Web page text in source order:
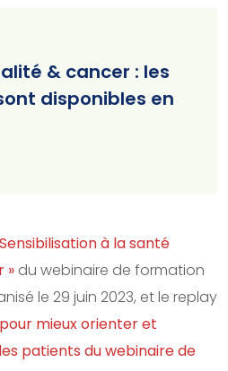
& cancer : les
disponibles en
à la santé
» du webinaire de formation
le 29 juin 2023, et le replay
mieux orienter et
patients du webinaire de